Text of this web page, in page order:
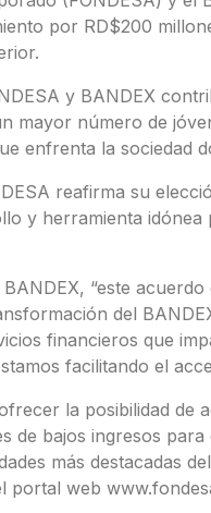
por RD$200
y BANDEX
mayor número de
enfrenta la sociedad
reafirma su
y herramienta
“este
del
financieros que
facilitando el
la posibilidad de
de bajos ingresos
más destacadas
portal web